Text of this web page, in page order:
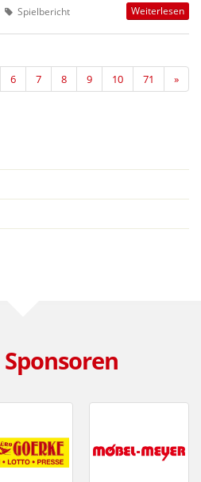
Spielbericht Weiterlesen
6 7 8 9 10 71 »
Sponsoren